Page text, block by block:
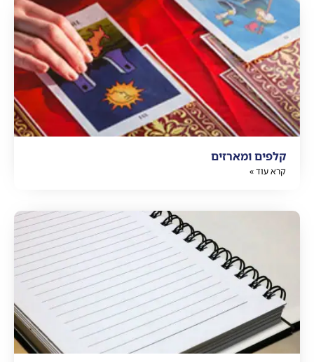
קלפים ומארזים
קרא עוד »